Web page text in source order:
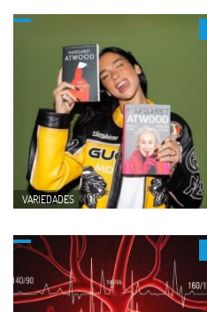
VARIEDADES